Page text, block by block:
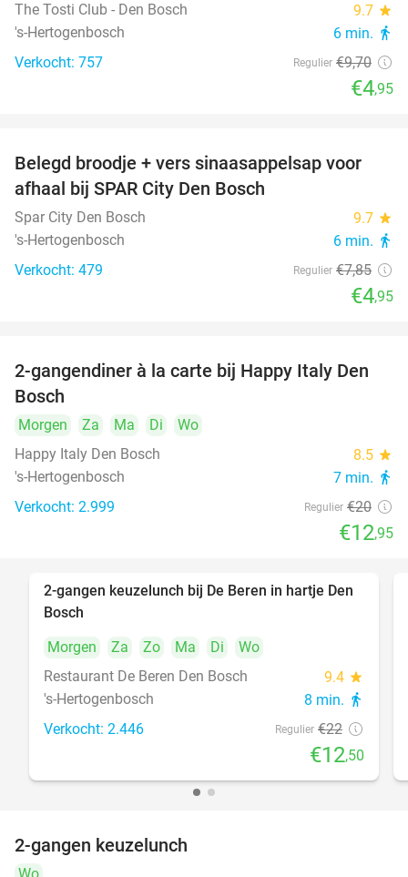
The Tosti Club - Den Bosch 9.7 star
's-Hertogenbosch 6 min. directions_walk
Verkocht: 757 Regulier €9,70
€4,95
37%
Belegd broodje + vers sinaasappelsap voor
afhaal bij SPAR City Den Bosch
Spar City Den Bosch 9.7 star
's-Hertogenbosch 6 min. directions_walk
Verkocht: 479 Regulier €7,85
€4,95
35%
2-gangendiner à la carte bij Happy Italy Den
Bosch
Morgen Za Ma Di
Wo
Happy Italy Den Bosch
8.5 star
's-Hertogenbosch 7 min. directions_walk
Verkocht: 2.999 Regulier €20
€12,95
43%
2-gangen keuzelunch bij De Beren in hartje Den
Bosch
Morgen
Za Zo Ma Di
Wo
Restaurant De Beren Den Bosch
9.4 star
's-Hertogenbosch 8 min. directions_walk
Verkocht: 2.446 Regulier €22
€12,50
2-gangen keuzelunch